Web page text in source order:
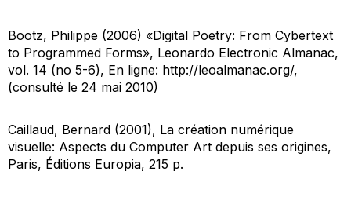
Bootz, Philippe (2006) «Digital Poetry: From Cybertext
to Programmed Forms», Leonardo Electronic Almanac,
vol. 14 (no 5-6), En ligne: http://leoalmanac.org/,
(consulté le 24 mai 2010)
Caillaud, Bernard (2001), La création numérique
visuelle: Aspects du Computer Art depuis ses origines,
Paris, Éditions Europia, 215 p.